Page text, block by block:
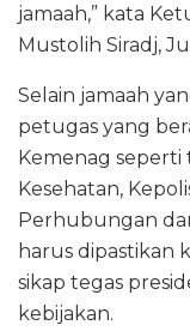
jamaah,” kata
Mustolih Siradj,
Selain jamaah
petugas yang
Kemenag seperti
Kesehatan,
Perhubungan
harus dipastikan
sikap tegas
kebijakan.